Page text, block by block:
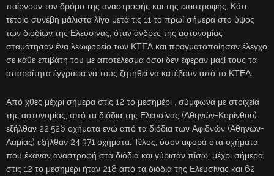
παίρνουν τον δρόμο της αναστροφής και της επιστροφής. Κάτι
τέτοιο συνέβη μάλιστα λίγο μετά τις 11 το πρωί σήμερα στο ύψος
των διοδίων της Ελευσίνας, όταν άνδρες της αστυνομίας
σταμάτησαν ένα λεωφορείο των ΚΤΕΛ και πραγματοποίησαν έλεγχο
σε κάθε επιβάτη του με αποτέλεσμα όσοι δεν έφεραν μαζί τους τα
απαραίτητα έγγραφα να τους ζητηθεί να κατέβουν από το ΚΤΕΛ.
Από χθες μέχρι σήμερα στις 12 το μεσημέρι , σύμφωνα με στοιχεία
της αστυνομίας, από τα διόδια της Ελευσίνας (Αθηνών-Κορίνθου)
εξήλθαν 22.526 οχήματα ενώ από τα διόδια των Αφιδνών (Αθηνών-
Λαμίας) εξήλθαν 24.371 οχήματα. Τέλος, όσον αφορά στα οχήματα,
που έκαναν αναστροφή στα διόδια και γύρισαν πίσω, μέχρι σήμερα
στις 12 το μεσημέρι ήταν 218 από τα διόδια της Ελευσίνας και 62